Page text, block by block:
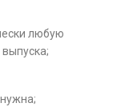
любую